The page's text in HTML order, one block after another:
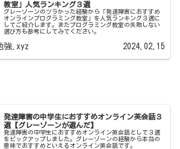
教室」人気ランキング３選
グレーゾーンのツラかった経験から「発達障害におすすめ
オンラインプログラミング教室」を人気ランキング３選に
してご紹介します。またプログラミング教室の失敗しない
選び方も参考にしてみてください。
強.xyz 2024.02.15
発達障害の中学生におすすめオンライン英会話３
選【グレーゾーンが選んだ】
発達障害の中学生におすすめオンライン英会話として３選
をピックアップしました。グレーゾーンの経験から本当の
意味でおすすめといえるオンライン英会話です。